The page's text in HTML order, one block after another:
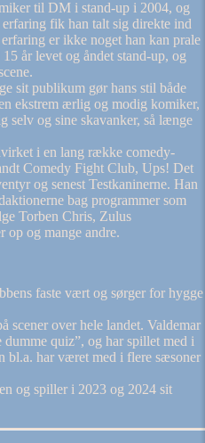
til DM i stand-up i 2004, og
fik han talt sig direkte ind
er ikke noget han kan prale
år levet og åndet stand-up, og
sit publikum gør hans stil både
ekstrem ærlig og modig komiker,
selv og sine skavanker, så længe
i en lang række comedy-
Comedy Fight Club, Ups! Det
og senest Testkaninerne. Han
bag programmer som
Torben Chris, Zulus
op og mange andre.
faste vært og sørger for hygge
scener over hele landet. Valdemar
quiz”, og har spillet med i
bl.a. har været med i flere sæsoner
og spiller i 2023 og 2024 sit